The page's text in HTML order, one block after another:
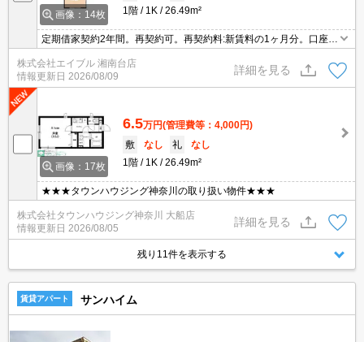
画像：14枚
1階
1K 26.49m²
定期借家契約2年間。再契約可。再契約料:新賃料の1ヶ月分。口座振
ス使用。24時間セキュリティシステム。詳細はお問い合わせくださ
い。
株式会社エイブル 湘南台店
情報更新日 2026/08/09
詳細を見る
画像：17枚
6.5万円(管理費等：4,000円)
敷
なし 礼
なし
1階
1K 26.49m²
★★★タウンハウジング神奈川の取り扱い物件★★★
株式会社タウンハウジング神奈川 大船店
情報更新日 2026/08/05
詳細を見る
残り11件を表示する
賃貸アパート サンハイム